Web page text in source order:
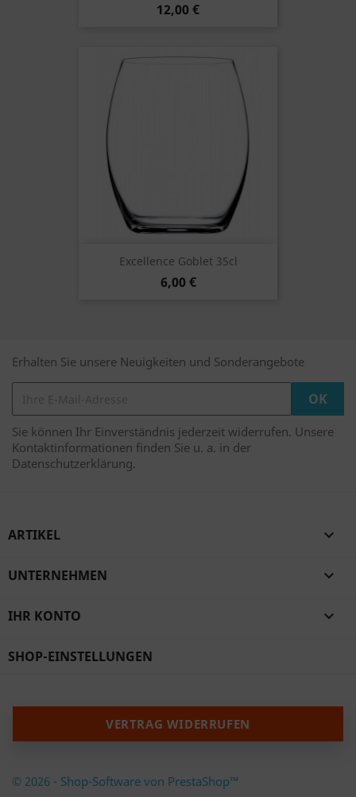
12,00 €
Excellence Goblet 35cl
6,00 €
Erhalten Sie unsere Neuigkeiten und Sonderangebote
Sie können Ihr Einverständnis jederzeit widerrufen. Unsere
Kontaktinformationen finden Sie u. a. in der
Datenschutzerklärung.
ARTIKEL 
UNTERNEHMEN 
IHR KONTO 
SHOP-EINSTELLUNGEN
VERTRAG WIDERRUFEN
© 2026 - Shop-Software von PrestaShop™